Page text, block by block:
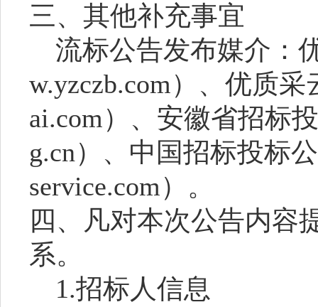
三、其他补充事宜
流标公告发布媒介：
w.yzczb.com）、优质
ai.com）、安徽省招标
g.cn）、中国招标投标
service.com） 。
四、凡对本次公告内容
系。
1.招标人信息